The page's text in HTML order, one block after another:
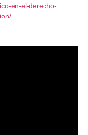
en-el-derecho-